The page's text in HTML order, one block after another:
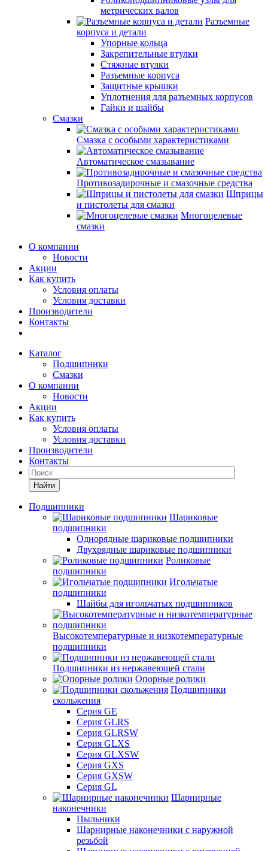
метрических валов
Разъемные
корпуса и детали
Упорные кольца
Закрепительные втулки
Стяжные втулки
Разъемные корпуса
Защитные крышки
Уплотнения для разъемных корпусов
Гайки и шайбы
Смазки
Смазка с особыми характеристиками
Автоматическое смазывание
Противозадирочные и смазочные средства
Шприцы
и пистолеты для смазки
Многоцелевые
смазки
О компании
Новости
Акции
Как купить
Условия оплаты
Условия доставки
Производители
Контакты
Каталог
Подшипники
Смазки
О компании
Новости
Акции
Как купить
Условия оплаты
Условия доставки
Производители
Контакты
Найти
Подшипники
Шариковые
подшипники
Однорядные шариковые подшипники
Двухрядные шариковые подшипники
Роликовые
подшипники
Игольчатые
подшипники
Шайбы для игольчатых подшипников
Высокотемпературные и низкотемпературные
подшипники
Подшипники из нержавеющей стали
Опорные ролики
Подшипники
скольжения
Серия GE
Серия GLRS
Серия GLRSW
Серия GLXS
Серия GLXSW
Серия GXS
Серия GXSW
Серия GL
Шарнирные
наконечники
Пыльники
Шарнирные наконечники с наружной
резьбой